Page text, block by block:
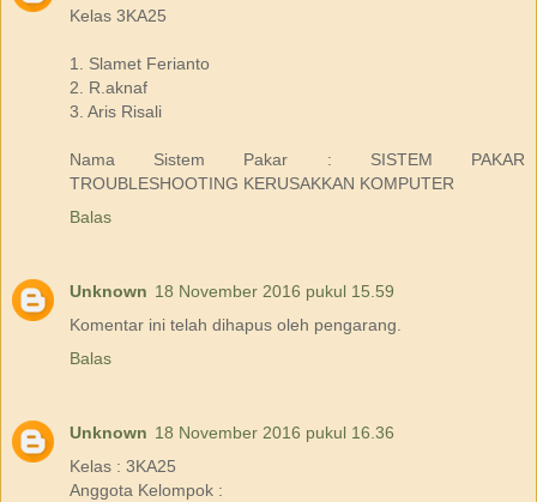
Kelas 3KA25
1. Slamet Ferianto
2. R.aknaf
3. Aris Risali
Nama Sistem Pakar : SISTEM PAKAR
TROUBLESHOOTING KERUSAKKAN KOMPUTER
Balas
Unknown 18 November 2016 pukul 15.59
Komentar ini telah dihapus oleh pengarang.
Balas
Unknown 18 November 2016 pukul 16.36
Kelas : 3KA25
Anggota Kelompok :